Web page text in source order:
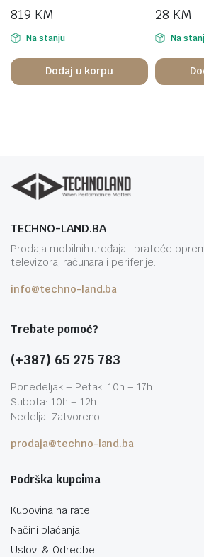
819 KM
Na stanju
Dodaj u korpu
28 KM
Na
TECHNO-LAND.BA
Prodaja mobilnih uređaja i prateće
televizora, računara i periferije.
info@techno-land.ba
Trebate pomoć?
(+387) 65 275 783
Ponedeljak – Petak: 10h – 17h
Subota: 10h – 12h
Nedelja: Zatvoreno
prodaja@techno-land.ba
Podrška kupcima
Kupovina na rate
Načini plaćanja
Uslovi & Odredbe